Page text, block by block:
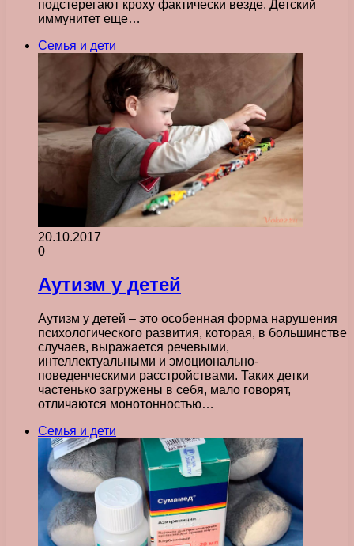
подстерегают кроху фактически везде. Детский
иммунитет еще…
Семья и дети
20.10.2017
0
Аутизм у детей
Аутизм у детей – это особенная форма нарушения
психологического развития, которая, в большинстве
случаев, выражается речевыми,
интеллектуальными и эмоционально-
поведенческими расстройствами. Таких детки
частенько загружены в себя, мало говорят,
отличаются монотонностью…
Семья и дети